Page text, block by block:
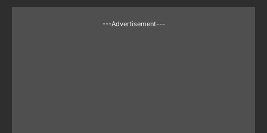
---Advertisement---